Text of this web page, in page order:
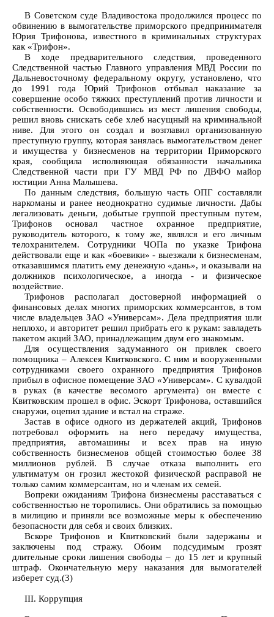
В Советском суде Владивостока продолжился процесс по
обвинению в вымогательстве приморского предпринимателя
Юрия Трифонова, известного в криминальных структурах
как «Трифон».
В ходе предварительного следствия, проведенного
Следственной частью Главного управления МВД России по
Дальневосточному федеральному округу, установлено, что
до 1991 года Юрий Трифонов отбывал наказание за
совершение особо тяжких преступлений против личности и
собственности. Освободившись из мест лишения свободы,
решил вновь снискать себе хлеб насущный на криминальной
ниве. Для этого он создал и возглавил организованную
преступную группу, которая занялась вымогательством денег
и имущества у бизнесменов на территории Приморского
края, сообщила исполняющая обязанности начальника
Следственной части при ГУ МВД РФ по ДВФО майор
юстиции Анна Малышева.
По данным следствия, большую часть ОПГ составляли
наркоманы и ранее неоднократно судимые личности. Дабы
легализовать деньги, добытые группой преступным путем,
Трифонов основал частное охранное предприятие,
руководитель которого, к тому же, являлся и его личным
телохранителем. Сотрудники ЧОПа по указке Трифона
действовали еще и как «боевики» - выезжали к бизнесменам,
отказавшимся платить ему денежную «дань», и оказывали на
должников психологическое, а иногда - и физическое
воздействие.
Трифонов располагал достоверной информацией о
финансовых делах многих приморских коммерсантов, в том
числе владельцев ЗАО «Универсам». Дела предприятия шли
неплохо, и авторитет решил прибрать его к рукам: завладеть
пакетом акций ЗАО, принадлежащим двум его знакомым.
Для осуществления задуманного он привлек своего
помощника – Алексея Квитковского. С ним и вооруженными
сотрудниками своего охранного предприятия Трифонов
прибыл в офисное помещение ЗАО «Универсам». С кувалдой
в руках (в качестве весомого аргумента) он вместе с
Квитковским прошел в офис. Эскорт Трифонова, оставшийся
снаружи, оцепил здание и встал на страже.
Застав в офисе одного из держателей акций, Трифонов
потребовал оформить на него передачу имущества,
предприятия, автомашины и всех прав на иную
собственность бизнесменов общей стоимостью более 38
миллионов рублей. В случае отказа выполнить его
ультиматум он грозил жестокой физической расправой не
только самим коммерсантам, но и членам их семей.
Вопреки ожиданиям Трифона бизнесмены расставаться с
собственностью не торопились. Они обратились за помощью
в милицию и приняли все возможные меры к обеспечению
безопасности для себя и своих близких.
Вскоре Трифонов и Квитковский были задержаны и
заключены под стражу. Обоим подсудимым грозят
длительные сроки лишения свободы – до 15 лет и крупный
штраф. Окончательную меру наказания для вымогателей
изберет суд.(3)
III. Коррупция